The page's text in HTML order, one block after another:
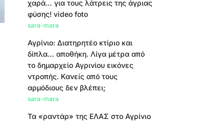
χαρά… για τους λάτρεις της άγριας
φύσης! video foto
sara-mara
Αγρίνιο: Διατηρητέο κτίριο και
δίπλα… αποθήκη. Λίγα μέτρα από
το δημαρχείο Αγρινίου εικόνες
ντροπής. Κανείς από τους
αρμόδιους δεν βλέπει;
sara-mara
Τα «ραντάρ» της ΕΛΑΣ στο Αγρίνιο